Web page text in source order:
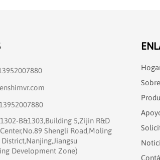
MÁS
B&1303,Building 5,Zijin R&D
Shengli Road,Moling
Development Zone)